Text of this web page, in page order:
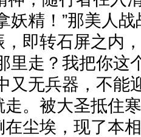
妖精！”那美人
，即转石屏之内
里走？我把你这
又无兵器，不能
。被大圣抵住
尘埃，现了本